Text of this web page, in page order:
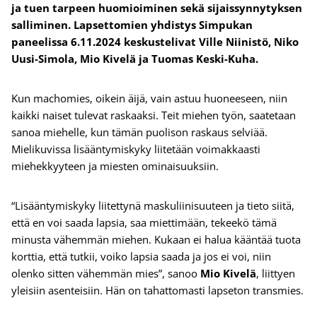
ja tuen tarpeen huomioiminen sekä sijaissynnytyksen
salliminen. Lapsettomien yhdistys Simpukan
paneelissa 6.11.2024 keskustelivat Ville Niinistö, Niko
Uusi-Simola, Mio Kivelä ja Tuomas Keski-Kuha.
Kun machomies, oikein äijä, vain astuu huoneeseen, niin
kaikki naiset tulevat raskaaksi. Teit miehen työn, saatetaan
sanoa miehelle, kun tämän puolison raskaus selviää.
Mielikuvissa lisääntymiskyky liitetään voimakkaasti
miehekkyyteen ja miesten ominaisuuksiin.
“Lisääntymiskyky liitettynä maskuliinisuuteen ja tieto siitä,
että en voi saada lapsia, saa miettimään, tekeekö tämä
minusta vähemmän miehen. Kukaan ei halua kääntää tuota
korttia, että tutkii, voiko lapsia saada ja jos ei voi, niin
olenko sitten vähemmän mies”, sanoo Mio Kivelä, liittyen
yleisiin asenteisiin. Hän on tahattomasti lapseton transmies.